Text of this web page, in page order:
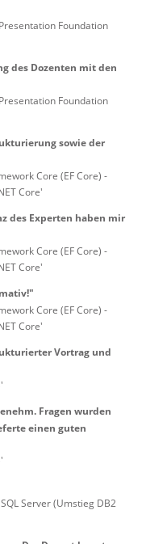
Foundation
des Dozenten mit den
Foundation
sowie der
Core (EF Core) -
Core'
des Experten haben mir
Core (EF Core) -
Core'
Core (EF Core) -
Core'
Vortrag und
Fragen wurden
einen guten
Server (Umstieg DB2